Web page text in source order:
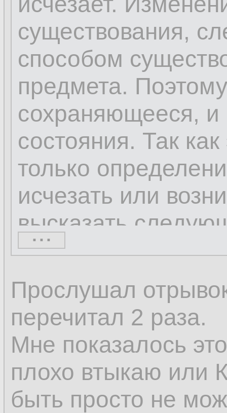
существования,
способом
предмета.
сохраняющееся, и
состояния. Так
только
исчезать или
высказать
кажущееся
только
изменяется;
изменению, а
том, что
а другие
...
Прослушал
перечитал 2 раза.
Мне показалось
плохо втыкаю или
быть просто не